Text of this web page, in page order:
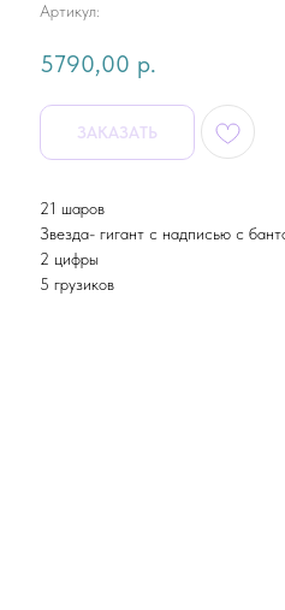
Артикул:
5790,00 р.
ЗАКАЗАТЬ
21 шаров
Звезда- гигант с надписью с
2 цифры
5 грузиков